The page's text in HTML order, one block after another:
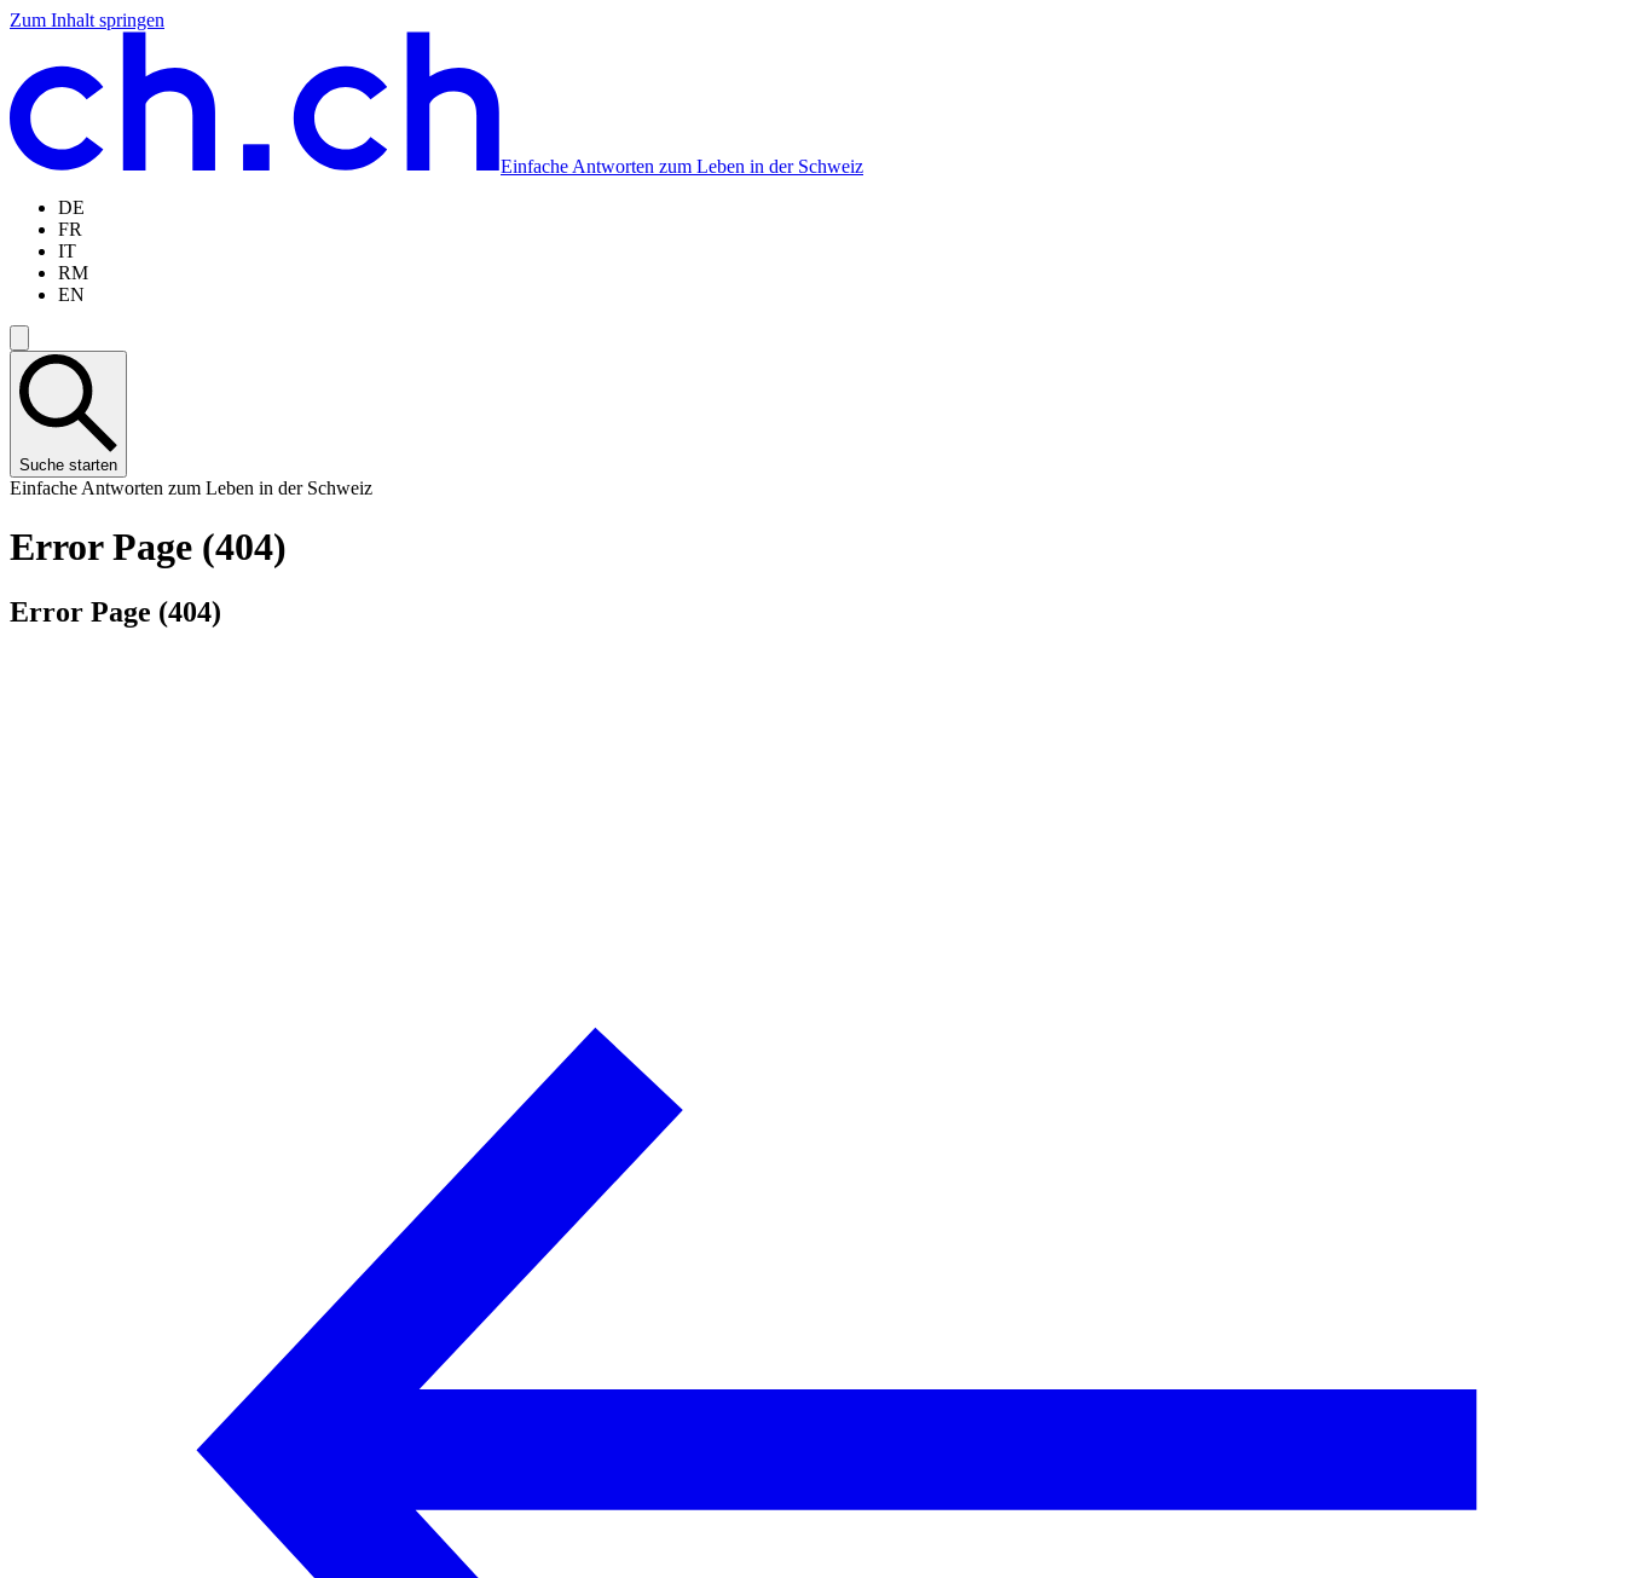
Zum Inhalt springen
Zum
springen
Zur
springen
Zur
springen
Zur
springen
Einfache Antworten zum Leben in der Schweiz
DE
FR
IT
RM
EN
Suche starten
Einfache Antworten zum Leben in der Schweiz
Error Page (404)
Error Page (404)